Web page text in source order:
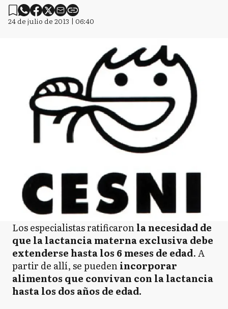
24 de julio de 2013 | 06:40
Los especialistas ratificaronla necesidad de
que la lactancia materna exclusiva debe
extenderse hasta los 6 meses de edad. A
partir de allí, se puedenincorporar
alimentos que convivan con la lactancia
hasta los dos años de edad.